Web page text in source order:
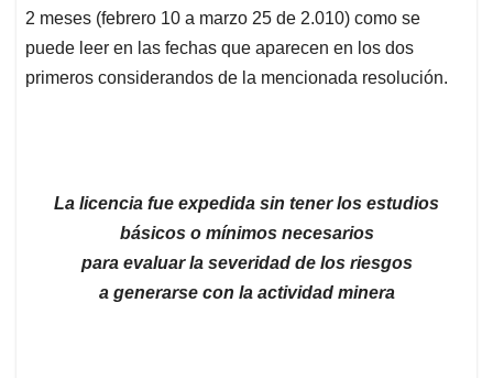
2 meses (febrero 10 a marzo 25 de 2.010) como se
puede leer en las fechas que aparecen en los dos
primeros considerandos de la mencionada resolución.
La licencia fue expedida sin tener los estudios
básicos o mínimos necesarios
para evaluar la severidad de los riesgos
a generarse con la actividad minera